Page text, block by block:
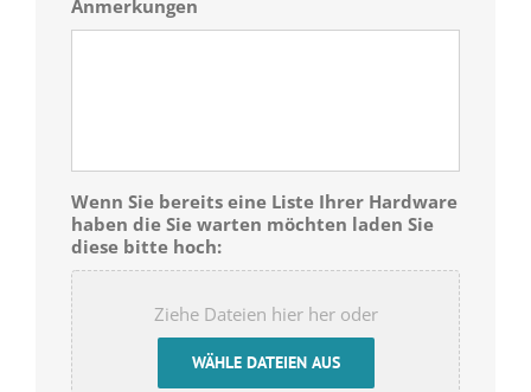
Anmerkungen
Wenn Sie bereits eine Liste Ihrer Hardware
haben die Sie warten möchten laden Sie
diese bitte hoch:
Ziehe Dateien hier her oder
WÄHLE DATEIEN AUS